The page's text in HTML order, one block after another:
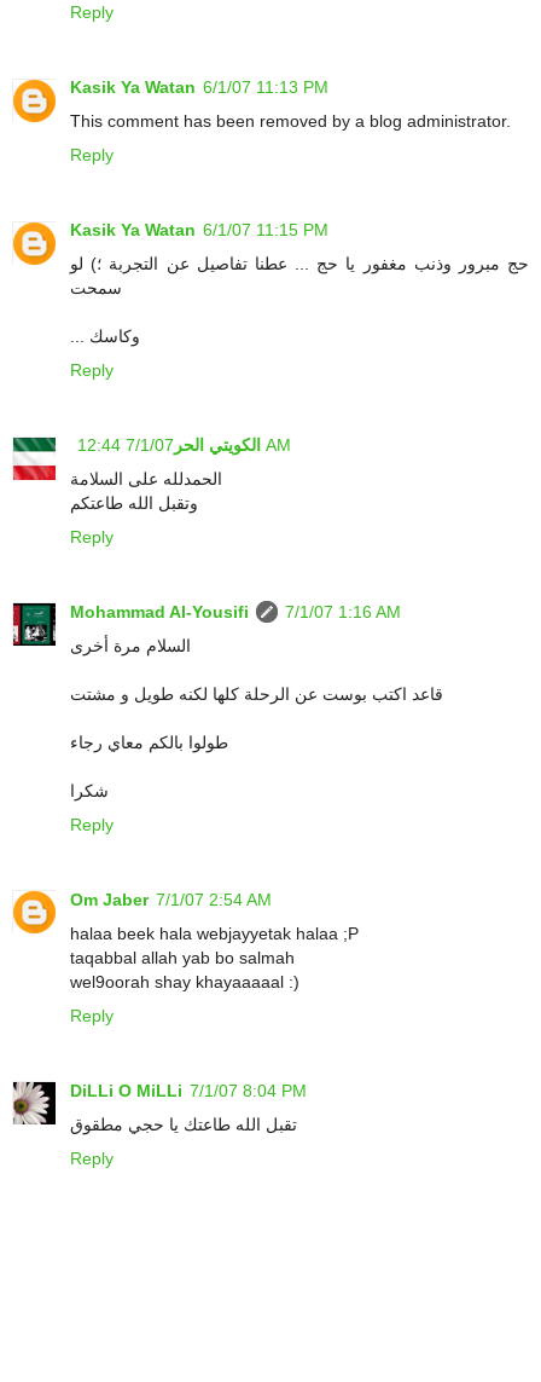
Reply
Kasik Ya Watan 6/1/07 11:13 PM
This comment has been removed by a blog administrator.
Reply
Kasik Ya Watan 6/1/07 11:15 PM
حج مبرور وذنب مغفور يا حج ... عطنا تفاصيل عن التجربة ؛) لو
سمحت
... وكاسك
Reply
الكويتي الحر 7/1/07 12:44 AM
الحمدلله على السلامة
وتقبل الله طاعتكم
Reply
Mohammad Al-Yousifi
7/1/07 1:16 AM
السلام مرة أخرى
قاعد اكتب بوست عن الرحلة كلها لكنه طويل و مشتت
طولوا بالكم معاي رجاء
شكرا
Reply
Om Jaber 7/1/07 2:54 AM
halaa beek hala webjayyetak halaa ;P
taqabbal allah yab bo salmah
wel9oorah shay khayaaaaal :)
Reply
DiLLi O MiLLi 7/1/07 8:04 PM
تقبل الله طاعتك يا حجي مطقوق
Reply